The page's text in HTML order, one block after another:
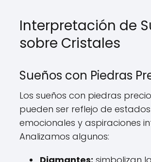
Interpretación de
sobre Cristales
Sueños con Piedras
Los sueños con piedras
pueden ser reflejo de estados
emocionales y aspiraciones
Analizamos algunos: